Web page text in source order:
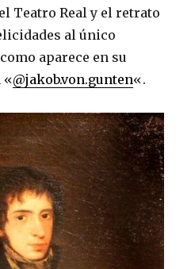
Teatro Real y el retrato
al único
aparece en su
«@jakob.von.gunten«.